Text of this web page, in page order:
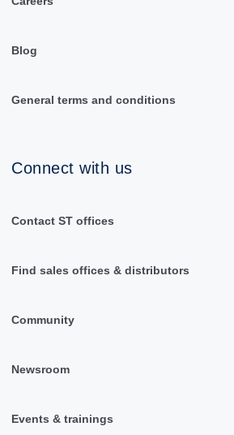
Blog
General terms and conditions
Connect with us
Contact ST offices
Find sales offices & distributors
Community
Newsroom
Events & trainings